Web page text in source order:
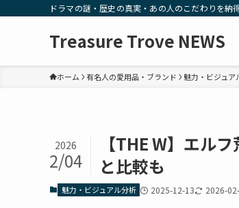
ドラマの謎・歴史の真実・あの人のこだわりを
Treasure Trove NEWS
ホーム 有名人の愛用品・ブランド 魅力・ビジュア
【THE W】エル
と比較も
2026
2/04
魅力・ビジュアル分析 2025-12-13 2026-